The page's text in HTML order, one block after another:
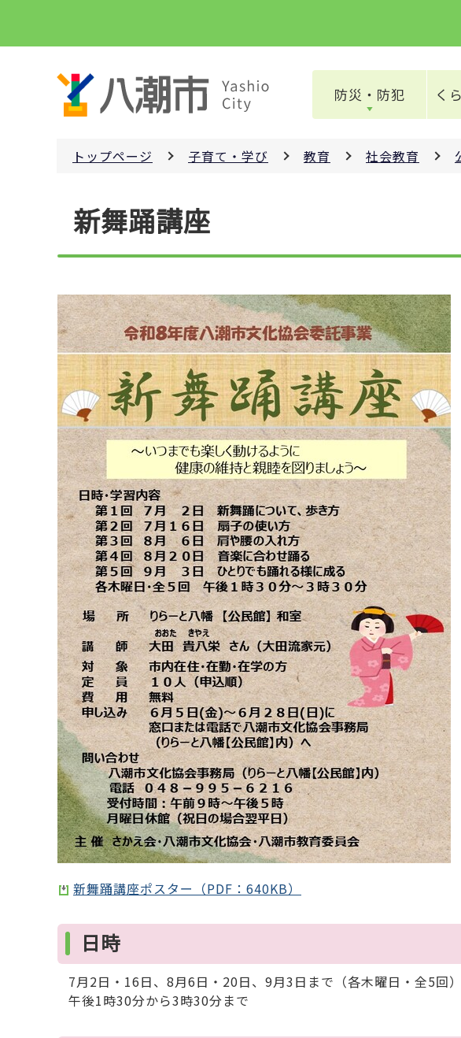
ペ
防災・防犯 く
トップページ 子育て・学び 教育 社会教育
新舞踊講座
新舞踊講座ポスター（PDF：640KB）
日時
7月2日・16日、8月6日・20日、9月3日まで（各木曜日・全5回）
午後1時30分から3時30分まで